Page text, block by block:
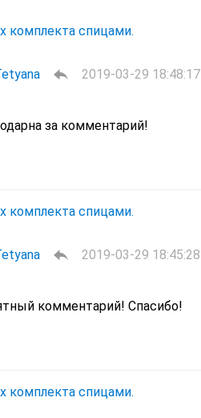
комплекта спицами.
2019-03-29 18:48:17
за комментарий!
комплекта спицами.
2019-03-29 18:45:28
комментарий! Спасибо!
комплекта спицами.